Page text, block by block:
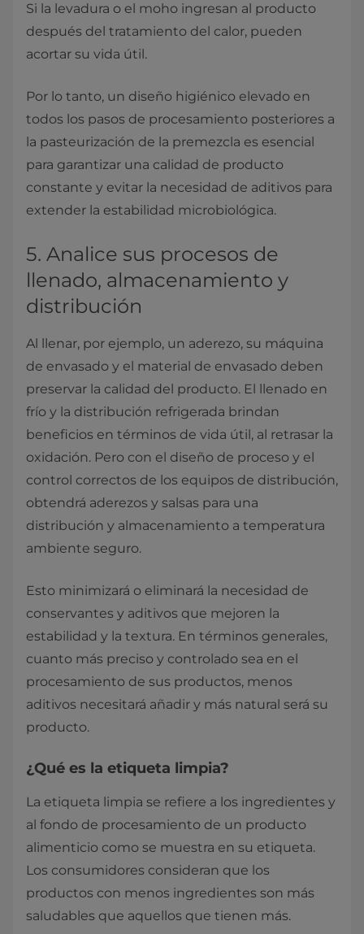
Si la levadura o el moho ingresan al producto
después del tratamiento del calor, pueden
acortar su vida útil.
Por lo tanto, un diseño higiénico elevado en
todos los pasos de procesamiento posteriores a
la pasteurización de la premezcla es esencial
para garantizar una calidad de producto
constante y evitar la necesidad de aditivos para
extender la estabilidad microbiológica.
5. Analice sus procesos de
llenado, almacenamiento y
distribución
Al llenar, por ejemplo, un aderezo, su máquina
de envasado y el material de envasado deben
preservar la calidad del producto. El llenado en
frío y la distribución refrigerada brindan
beneficios en términos de vida útil, al retrasar la
oxidación. Pero con el diseño de proceso y el
control correctos de los equipos de distribución,
obtendrá aderezos y salsas para una
distribución y almacenamiento a temperatura
ambiente seguro.
Esto minimizará o eliminará la necesidad de
conservantes y aditivos que mejoren la
estabilidad y la textura. En términos generales,
cuanto más preciso y controlado sea en el
procesamiento de sus productos, menos
aditivos necesitará añadir y más natural será su
producto.
¿Qué es la etiqueta limpia?
La etiqueta limpia se refiere a los ingredientes y
al fondo de procesamiento de un producto
alimenticio como se muestra en su etiqueta.
Los consumidores consideran que los
productos con menos ingredientes son más
saludables que aquellos que tienen más.